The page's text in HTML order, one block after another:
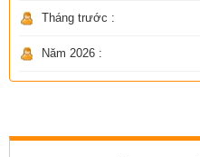
Tháng trước :
Năm 2026 :